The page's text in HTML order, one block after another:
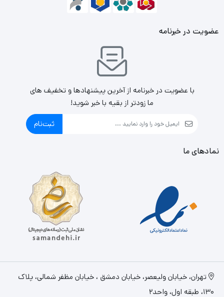
عضویت در خبرنامه
با عضویت در خبرنامه از آخرین پیشنهادها و تخفیف های
ما زودتر از بقیه با خبر شوید!
ثبت‌نام
نمادهای ما
تهران، خيابان وليعصر، خیابان دمشق ، خیابان مظفر شمالی، پلاک
130، طبقه اول، واحد2